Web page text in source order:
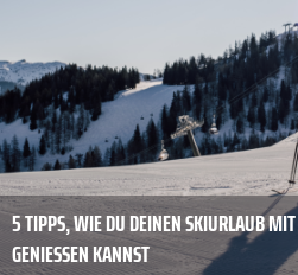
5 TIPPS, WIE DU DEINEN SKIURLAUB
GENIESSEN KANNST